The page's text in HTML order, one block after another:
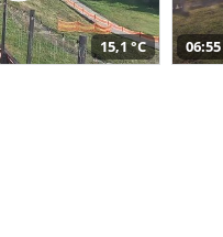
15,1 °C 06:55